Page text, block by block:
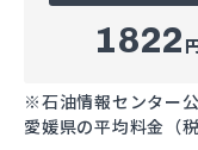
1822
※石油情報センター
愛媛県の平均料金（税